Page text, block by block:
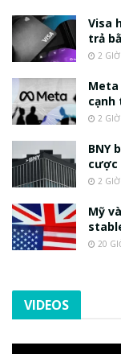
Visa
trả
2
Meta
cạnh
2
BNY
cược
2
Mỹ
20
VIDEOS